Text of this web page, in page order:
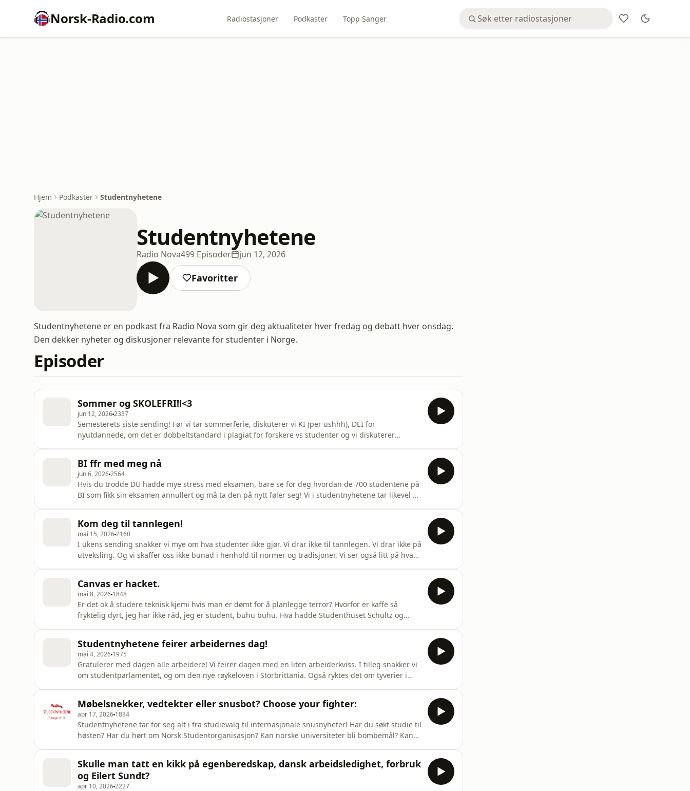
Norsk-Radio.com Radiostasjoner Podkaster Topp Sanger
Hjem Podkaster Studentnyhetene
Studentnyhetene
Radio Nova499 Episoder jun 12, 2026
Favoritter
Studentnyhetene er en podkast fra Radio Nova som gir deg aktualiteter hver fredag og debatt hver onsdag.
Den dekker nyheter og diskusjoner relevante for studenter i Norge.
Episoder
Sommer og SKOLEFRI!!<3
jun 12, 20262337
Semesterets siste sending! Før vi tar sommerferie, diskuterer vi KI (per ushhh), DEI for
nyutdannede, om det er dobbeltstandard i plagiat for forskere vs studenter og vi diskuterer
Michelle BogdanNyhetsre
BI ffr med meg nå
jun 6, 20262564
Hvis du trodde DU hadde mye stress med eksamen, bare se for deg hvordan de 700 studentene på
BI som fikk sin eksamen annullert og må ta den på nytt føler seg! Vi i studentnyhetene tar likevel et
de
Kom deg til tannlegen!
mai 15, 20262160
I ukens sending snakker vi mye om hva studenter ikke gjør. Vi drar ikke til tannlegen. Vi drar ikke på
utveksling. Og vi skaffer oss ikke bunad i henhold til normer og tradisjoner. Vi ser også litt på hva
Canvas er hacket.
mai 8, 2026 1848
Er det ok å studere teknisk kjemi hvis man er dømt for å planlegge terror? Hvorfor er kaffe så
fryktelig dyrt, jeg har ikke råd, jeg er student, buhu buhu. Hva hadde Studenthuset Schultz og
Studentnyhetene.Sendi
Studentnyhetene feirer arbeidernes dag!
mai 4, 2026 1975
Gratulerer med dagen alle arbeidere! Vi feirer dagen med en liten arbeiderkviss. I tilleg snakker vi
om studentparlamentet, og om den nye røykeloven i Storbrittania. Også ryktes det om tyverier i
Møbelsnekker, vedtekter eller snusbot? Choose your fighter:
apr 17, 2026 1834
Studentnyhetene tar for seg alt i fra studievalg til internasjonale snusnyheter! Har du søkt studie til
høsten? Har du hørt om Norsk Studentorganisasjon? Kan norske universiteter bli bombemål? Kan
Gurijordet, Shayan Zeida og I
Skulle man tatt en kikk på egenberedskap, dansk arbeidsledighet, forbruk
og Eilert Sundt?
apr 10, 20262227